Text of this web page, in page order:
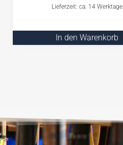
Lieferzeit: ca. 14 Werktage
In den Warenkorb